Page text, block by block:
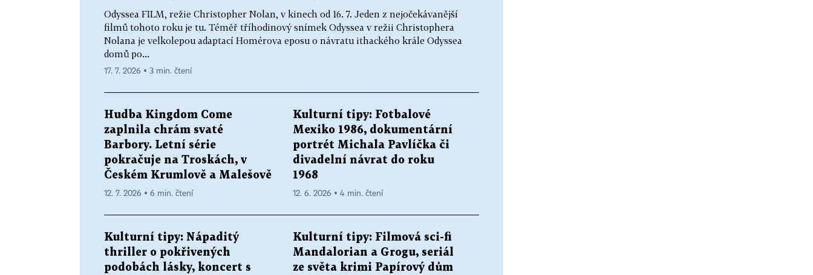
Odyssea FILM, režie Christopher Nolan, v kinech od 16. 7. Jeden z nejočekávanější
filmů tohoto roku je tu. Téměř tříhodinový snímek Odyssea v režii Christophera
Nolana je velkolepou adaptací Homérova eposu o návratu ithackého krále Odyssea
domů po...
17. 7. 2026 ▪ 3 min. čtení
Hudba Kingdom Come
zaplnila chrám svaté
Barbory. Letní série
pokračuje na Troskách, v
Českém Krumlově a Malešově
12. 7. 2026 ▪ 6 min. čtení
Kulturní tipy: Fotbalové
Mexiko 1986, dokumentární
portrét Michala Pavlíčka či
divadelní návrat do roku
1968
12. 6. 2026 ▪ 4 min. čtení
Kulturní tipy: Nápaditý
thriller o pokřivených
podobách lásky, koncert s
Kulturní tipy: Filmová sci-fi
Mandalorian a Grogu, seriál
ze světa krimi Papírový dům